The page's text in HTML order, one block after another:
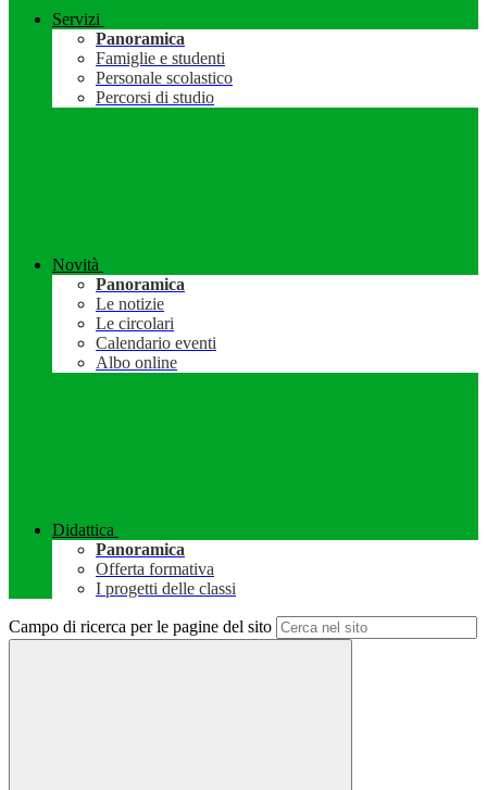
Servizi
Panoramica
Famiglie e studenti
Personale scolastico
Percorsi di studio
Novità
Panoramica
Le notizie
Le circolari
Calendario eventi
Albo online
Didattica
Panoramica
Offerta formativa
I progetti delle classi
Campo di ricerca per le pagine del sito